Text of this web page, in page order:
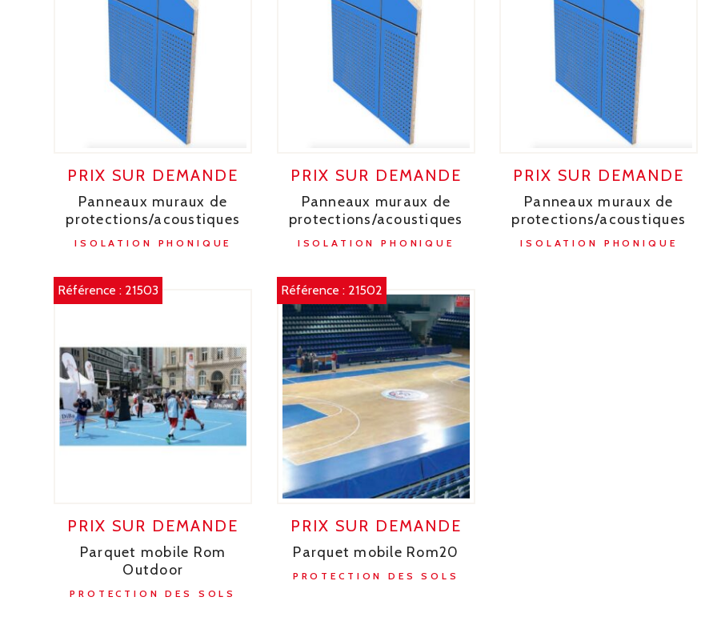
PRIX SUR DEMANDE
Panneaux muraux de
protections/acoustiques
ISOLATION PHONIQUE
PRIX SUR DEMANDE
Panneaux muraux de
protections/acoustiques
ISOLATION PHONIQUE
PRIX SUR DEMANDE
Panneaux muraux de
protections/acoustiques
ISOLATION PHONIQUE
Référence : 21503
PRIX SUR DEMANDE
Parquet mobile Rom
Outdoor
PROTECTION DES SOLS
Référence : 21502
PRIX SUR DEMANDE
Parquet mobile Rom20
PROTECTION DES SOLS